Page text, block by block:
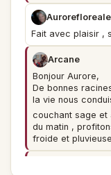
Aurorefloreale
Fait avec plaisir ,
Arcane
Bonjour Aurore,
De bonnes
la vie nous
couchant sage et
du matin ,
froide et